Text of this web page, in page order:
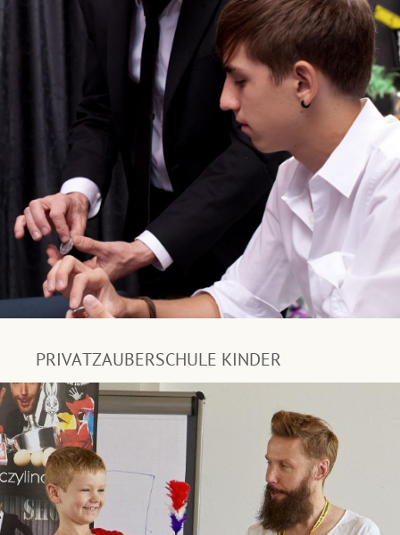
PRIVATZAUBERSCHULE KINDER